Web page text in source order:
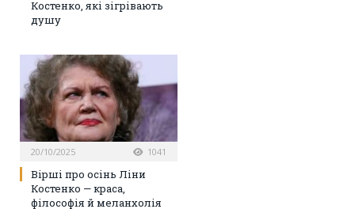
Костенко, які зігрівають
душу
20/10/2025 1041
Вірші про осінь Ліни
Костенко — краса,
філософія й меланхолія